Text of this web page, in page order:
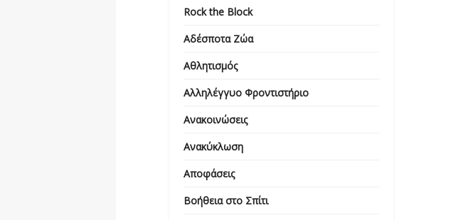
Rock the Block
Αδέσποτα Ζώα
Αθλητισμός
Αλληλέγγυο Φροντιστήριο
Ανακοινώσεις
Ανακύκλωση
Αποφάσεις
Βοήθεια στο Σπίτι